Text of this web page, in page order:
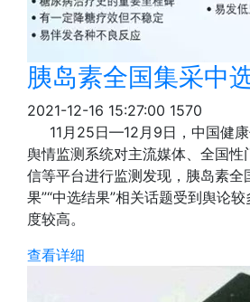
胰岛素全国集采中
2021-12-16 15:27:00 1570
11月25日—12月9日，中国健康
舆情监测系统对主流媒体、全国性
信等平台进行监测发现，胰岛素全
果”“中选结果”相关话题受到舆论
度较高。
查看详细